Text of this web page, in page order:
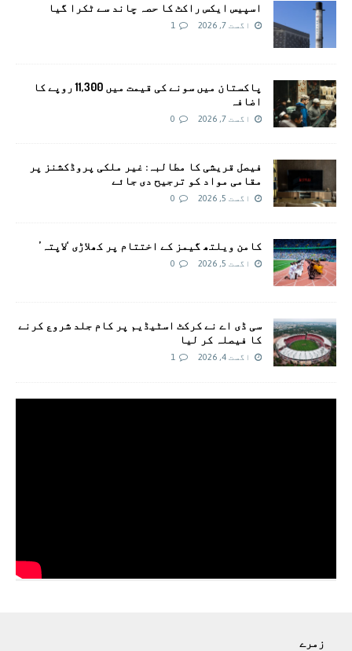
اسپیس ایکس راکٹ کا حصہ چاند سے ٹکرا گیا
اگست 7, 2026 1
پاکستان میں سونے کی قیمت میں 11,300 روپے کا
اضافہ
اگست 7, 2026 0
فیصل قریشی کا مطالبہ: غیر ملکی پروڈکشنز پر
مقامی مواد کو ترجیح دی جائے
اگست 5, 2026 0
کامن ویلتھ گیمز کے اختتام پر کھلاڑی ‘لاپتہ’
اگست 5, 2026 0
سی ڈی اے نے کرکٹ اسٹیڈیم پر کام جلد شروع کرنے
کا فیصلہ کر لیا
اگست 4, 2026 1
زمرے